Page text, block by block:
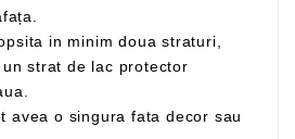
in minim doua straturi,
strat de lac protector
o singura fata decor sau